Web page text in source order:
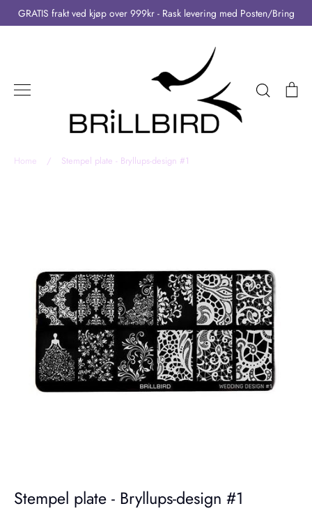
Skip
to
GRATIS frakt ved kjøp over 999kr - Rask levering med Posten/Bring
Search
Home / Stempel plate - Bryllups-design #1
Stempel plate - Bryllups-design #1